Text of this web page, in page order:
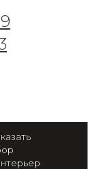
монитора